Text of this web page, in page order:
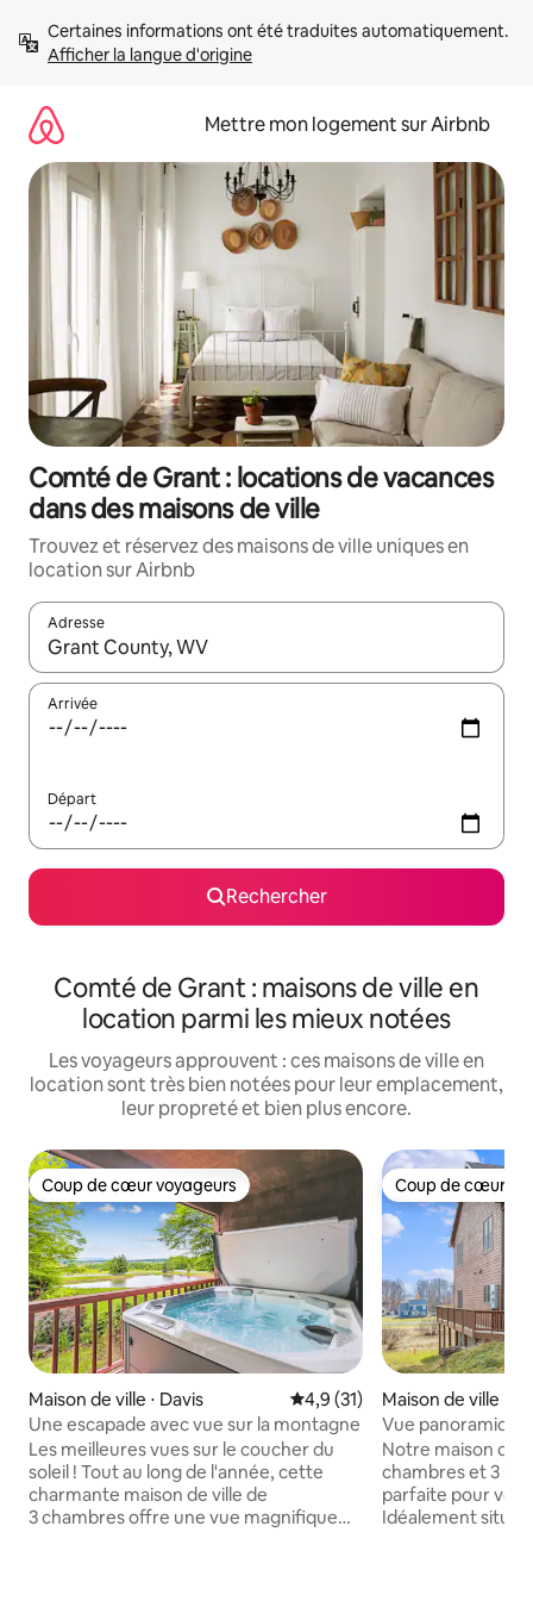
directement
Afficher la langue d'origine
Mettre mon logement sur Airbnb
Comté de Grant : locations de vacances
dans des maisons de ville
Trouvez et réservez des maisons de ville uniques en
location sur Airbnb
Adresse
Lorsque les résultats s'affichent, utilisez les flèches vers le
Arrivée
Départ
Rechercher
Comté de Grant : maisons de ville en
location parmi les mieux notées
Les voyageurs approuvent : ces maisons de ville en
location sont très bien notées pour leur emplacement,
leur propreté et bien plus encore.
Coup de cœur voyageurs
Coup de cœur voyageurs
Maison de ville ⋅ Davis Évaluation moyenne sur la
4,9 (31)
Une escapade avec vue sur la montagne
Les meilleures vues sur le coucher du
soleil ! Tout au long de l'année, cette
charmante maison de ville de
3 chambres offre une vue magnifique
Coup de cœur
Coup de cœur
Maison de ville ⋅
nty
Vue
acceptés
Notre maison de
chambres et 3
parfaite pour
Idéalement